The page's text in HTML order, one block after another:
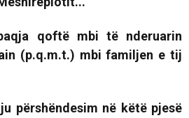
qoftë mbi të nderuarin
(p.q.m.t.) mbi familjen e tij
përshëndesim në këtë pjesë